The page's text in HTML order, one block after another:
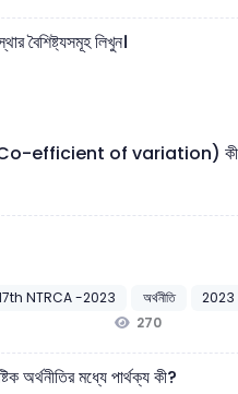
বৈশিষ্ট্যসমূহ লিখুন।
(Co-efficient of variation)
NTRCA -2023 অর্থনীতি
2023
270
অর্থনীতির মধ্যে পার্থক্য কী?